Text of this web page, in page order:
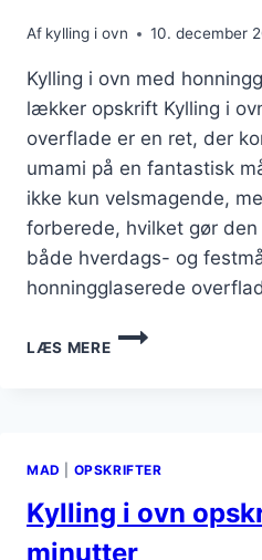
Af kylling i ovn 10. december
Kylling i ovn med
lækker opskrift Kylling i
overflade er en ret, der
umami på en fantastisk
ikke kun velsmagende,
forberede, hvilket gør
både hverdags- og
honningglaserede
LÆS MERE
KYLLING
I
MAD OPSKRIFTER
Kylling i ovn
minutter